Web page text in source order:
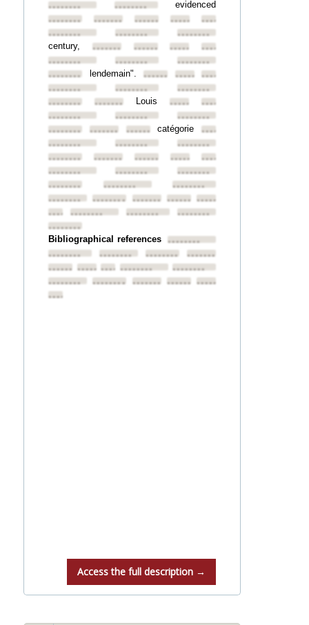
•••••••• ••••••••
evidenced
••••••••
•••••••• •••••••• ••••••••••••••••
••••••••
••••••••
••••••••
century, •••••••• •••••••• ••••••••••••••••
••••••••
••••••••
••••••••
•••••••• lendemain". ••••••••••••••••••••••••
••••••••
••••••••
••••••••
••••••••
•••••••• Louis ••••••••••••••••
••••••••
••••••••
••••••••
••••••••
•••••••• ••••••••catégorie ••••••••
••••••••
••••••••
••••••••
••••••••
•••••••• •••••••• ••••••••••••••••
••••••••
••••••••
••••••••
••••••••
••••••••
••••••••
••••••••
•••••••• •••••••• ••••••••••••••••
•••••••••••••••• ••••••••
••••••••
••••••••
Bibliographical references ••••••••
••••••••
•••••••• ••••••••
••••••••
••••••••••••••••••••••••••••••••
••••••••
••••••••
•••••••• •••••••• ••••••••••••••••
••••••••
Access the full description →